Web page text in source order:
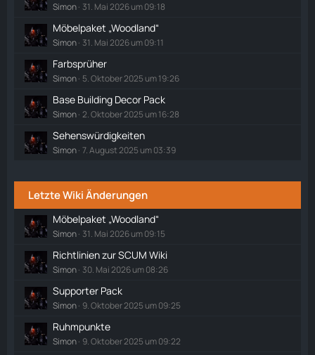
Simon 31. Mai 2026 um 09:18
Möbelpaket „Woodland“
Simon 31. Mai 2026 um 09:11
Farbsprüher
Simon 5. Oktober 2025 um 19:26
Base Building Decor Pack
Simon 2. Oktober 2025 um 16:28
Sehenswürdigkeiten
Simon 7. August 2025 um 03:39
Letzte Wiki Änderungen
Möbelpaket „Woodland“
Simon 31. Mai 2026 um 09:15
Richtlinien zur SCUM Wiki
Simon 30. Mai 2026 um 08:26
Supporter Pack
Simon 9. Oktober 2025 um 09:25
Ruhmpunkte
Simon 9. Oktober 2025 um 09:22